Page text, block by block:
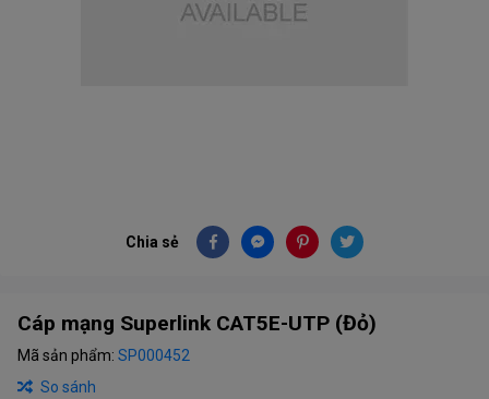
Chia sẻ
Cáp mạng Superlink CAT5E-UTP (Đỏ)
Mã sản phẩm: SP000452
So sánh